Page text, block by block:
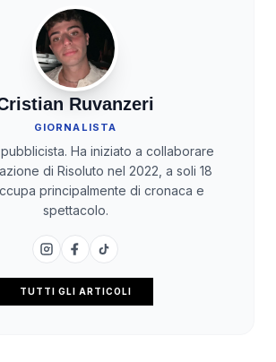
Ruvanzeri
GIORNALISTA
Ha iniziato a collaborare
di Risoluto nel 2022, a soli 18
principalmente di cronaca e
spettacolo.
TUTTI GLI ARTICOLI